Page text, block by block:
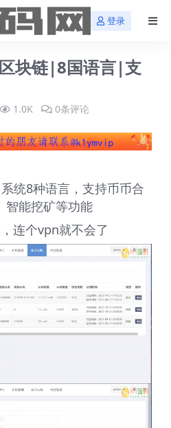
登录
块链|8国语言|支
1.0K 0条评论
统8种语言，支持币币合
智能挖矿等功能
连个vpn就不会了